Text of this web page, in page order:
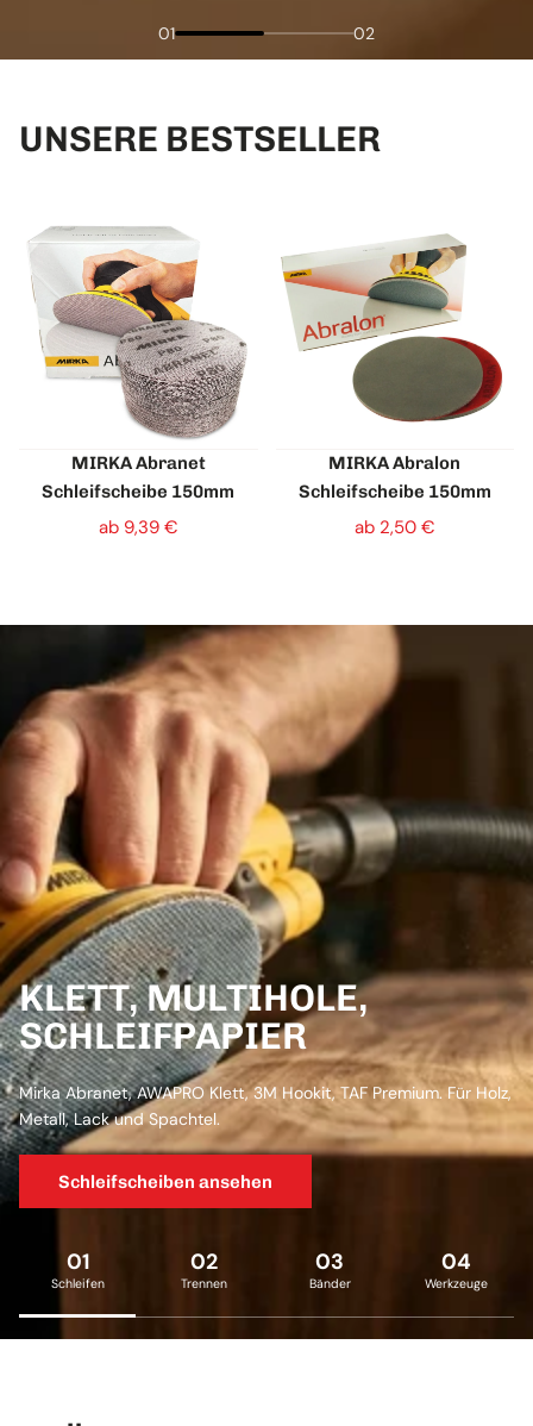
01 02
UNSERE BESTSELLER
MIRKA Abranet
Schleifscheibe 150mm
ab 9,39 €
MIRKA Abralon
Schleifscheibe 150mm
ab 2,50 €
KLETT, MULTIHOLE,
SCHLEIFPAPIER
Mirka Abranet, AWAPRO Klett, 3M Hookit, TAF Premium. Für Holz,
Metall, Lack und Spachtel.
Schleifscheiben ansehen
01
Schleifen
02
Trennen
03
Bänder
04
Werkzeuge